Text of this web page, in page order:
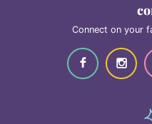
Connect on your